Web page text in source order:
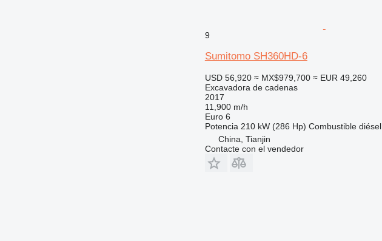
9
Sumitomo SH360HD-6
USD 56,920 ≈ MX$979,700 ≈ EUR 49,260
Excavadora de cadenas
2017
11,900 m/h
Euro 6
Potencia 210 kW (286 Hp) Combustible diésel
China, Tianjin
Contacte con el vendedor